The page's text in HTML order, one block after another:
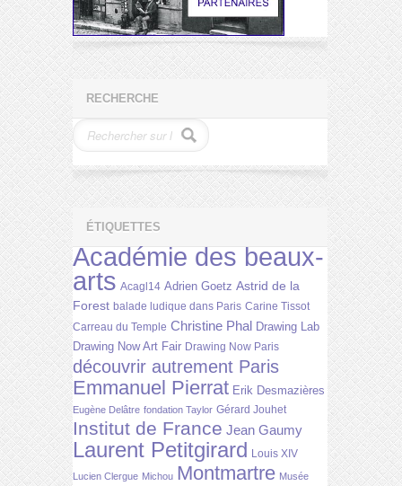
RECHERCHE
ÉTIQUETTES
Académie des beaux-
arts Acagl14 Adrien Goetz Astrid de la
Forest balade ludique dans Paris Carine Tissot
Carreau du Temple Christine Phal Drawing Lab
Drawing Now Art Fair Drawing Now Paris
découvrir autrement Paris
Emmanuel Pierrat Erik Desmazières
Eugène Delâtre fondation Taylor Gérard Jouhet
Institut de France Jean Gaumy
Laurent Petitgirard Louis XIV
Lucien Clergue Michou Montmartre Musée